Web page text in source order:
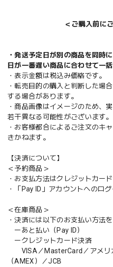
＜ご購入前に
・発送予定日が別の商品を同時
日が一番遅い商品に合わせて一
・表示金額は税込み価格です。
・転売目的の購入と判断した場
する場合があります。
・商品画像はイメージのため、
若干異なる可能性がございます。
・お客様都合によるご注文のキ
きかねます。
【決済について】
＜予約商品＞
・お支払方法はクレジットカー
・「Pay ID」アカウントへのロ
＜在庫商品＞
・決済には以下のお支払い方法
ーあと払い（Pay ID）
ークレジットカード決済
VISA／MasterCard／アメリ
（AMEX）／JCB